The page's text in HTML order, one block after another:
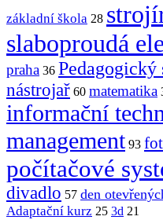
základní škola 28
slaboproudá
praha 36 Pedagogický
nástrojař 60 matematika
informační
management 93
počítačové
divadlo 57 den
Adaptační kurz 25 3d 21